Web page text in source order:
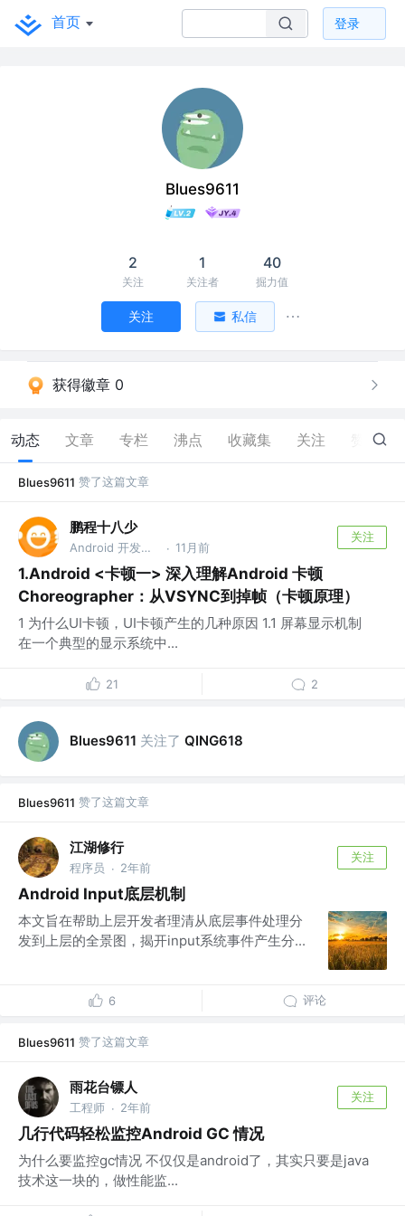
首页 登录
Blues9611
2
关注
1
关注者
40
掘力值
关注 私信
获得徽章 0
动态 文章 专栏 沸点 收藏集 关注 3
Blues9611 赞了这篇文章
鹏程十八少
Android 开发@自动驾驶 @百度 · 11月前
关注
1.Android <卡顿一> 深入理解Android 卡顿
Choreographer：从VSYNC到掉帧（卡顿原理）
1 为什么UI卡顿，UI卡顿产生的几种原因 1.1 屏幕显示机制
在一个典型的显示系统中...
21 2
Blues9611 关注了 QING618
Blues9611 赞了这篇文章
江湖修行
程序员 · 2年前
关注
Android Input底层机制
本文旨在帮助上层开发者理清从底层事件处理分
发到上层的全景图，揭开input系统事件产生分...
6 评论
Blues9611 赞了这篇文章
雨花台镖人
工程师 · 2年前
关注
几行代码轻松监控Android GC 情况
为什么要监控gc情况 不仅仅是android了，其实只要是java
技术这一块的，做性能监...